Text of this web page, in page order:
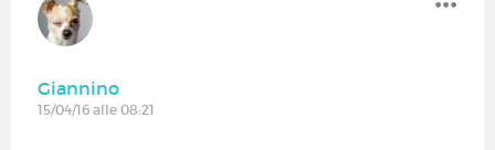
Giannino
15/04/16 alle 08:21